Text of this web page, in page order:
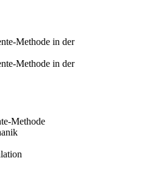
Methode in der
Methode in der
Methode